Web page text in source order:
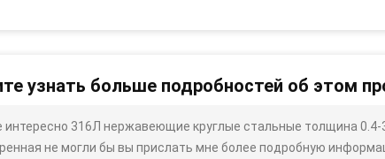
узнать больше подробностей об этом
интересно 316Л нержавеющие круглые стальные толщина
не могли бы вы прислать мне более подробную